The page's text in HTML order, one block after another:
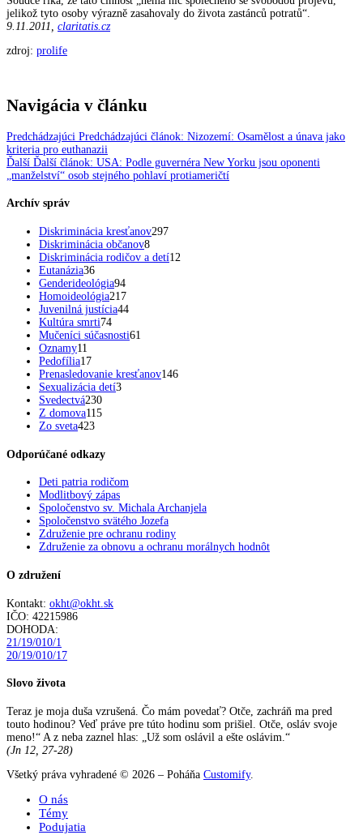
jelikož tyto osoby výrazně zasahovaly do života zastánců potratů“.
9.11.2011, claritatis.cz
zdroj: prolife
Navigácia v článku
Predchádzajúci Predchádzajúci článok: Nizozemí: Osamělost a únava jako
kriteria pro euthanazii
Ďalší Ďalší článok: USA: Podle guvernéra New Yorku jsou oponenti
„manželství“ osob stejného pohlaví protiameričtí
Archív správ
Diskriminácia kresťanov297
Diskriminácia občanov8
Diskriminácia rodičov a detí12
Eutanázia36
Genderideológia94
Homoideológia217
Juvenilná justícia44
Kultúra smrti74
Mučeníci súčasnosti61
Oznamy11
Pedofília17
Prenasledovanie kresťanov146
Sexualizácia detí3
Svedectvá230
Z domova115
Zo sveta423
Odporúčané odkazy
Deti patria rodičom
Modlitbový zápas
Spoločenstvo sv. Michala Archanjela
Spoločenstvo svätého Jozefa
Združenie pre ochranu rodiny
Združenie za obnovu a ochranu morálnych hodnôt
O združení
Kontakt: okht@okht.sk
IČO: 42215986
DOHODA:
21/19/010/1
20/19/010/17
Slovo života
Teraz je moja duša vzrušená. Čo mám povedať? Otče, zachráň ma pred
touto hodinou? Veď práve pre túto hodinu som prišiel. Otče, osláv svoje
meno!“ A z neba zaznel hlas: „Už som oslávil a ešte oslávim.“
(Jn 12, 27-28)
Všetký práva vyhradené © 2026 – Poháňa Customify.
O nás
Témy
Podujatia